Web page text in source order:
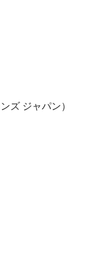
ズ ジャパン）